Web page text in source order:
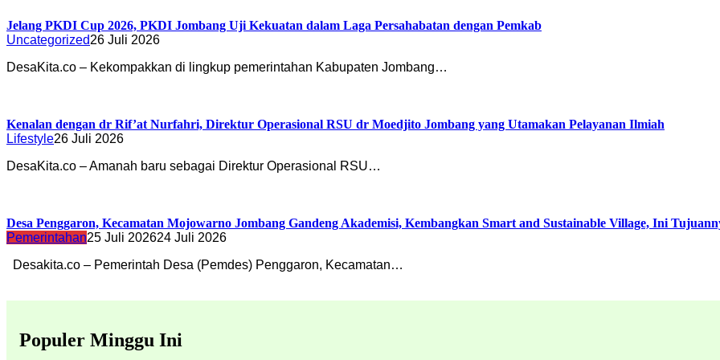
Jelang PKDI Cup 2026, PKDI Jombang Uji Kekuatan dalam Laga Persahabatan dengan Pemkab
Uncategorized26 Juli 2026
DesaKita.co – Kekompakkan di lingkup pemerintahan Kabupaten Jombang…
Kenalan dengan dr Rif’at Nurfahri, Direktur Operasional RSU dr Moedjito Jombang yang Utamakan Pelayanan Ilmiah
Lifestyle26 Juli 2026
DesaKita.co – Amanah baru sebagai Direktur Operasional RSU…
Desa Penggaron, Kecamatan Mojowarno Jombang Gandeng Akademisi, Kembangkan Smart and Sustainable Village, Ini
Pemerintahan25 Juli 202624 Juli 2026
Desakita.co – Pemerintah Desa (Pemdes) Penggaron, Kecamatan…
Populer Minggu Ini